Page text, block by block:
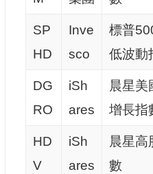
SP
HD
Inve
sco
標普
低波動
DG
RO
iSh
ares
晨星美
增長指
HD
V
iSh
ares
晨星高
數